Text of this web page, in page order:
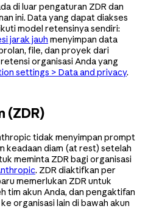
di luar pengaturan ZDR dan
ini. Data yang dapat diakses
model retensinya sendiri:
jarak jauh menyimpan data
file, dan proyek dari
organisasi Anda yang
settings > Data and privacy.
(ZDR)
tidak menyimpan prompt
keadaan diam (at rest) setelah
meminta ZDR bagi organisasi
. ZDR diaktifkan per
memerlukan ZDR untuk
tim akun Anda, dan pengaktifan
organisasi lain di bawah akun